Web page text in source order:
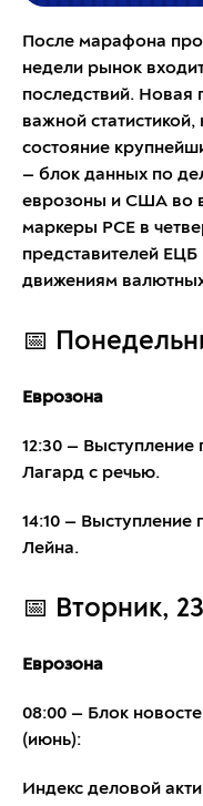
После марафона
недели рынок
последствий. Новая
важной
состояние
— блок данных по
еврозоны и США во
маркеры PCE в
представителей
движениям
📅
Еврозона
12:30 —
Лагард с речью.
14:10 — Выступление
Лейна.
📅 Вторник,
Еврозона
08:00 — Блок
(июнь):
Индекс деловой